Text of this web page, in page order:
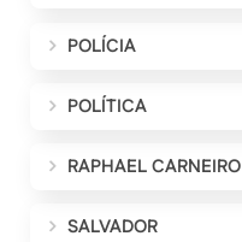
POLÍCIA
POLÍTICA
RAPHAEL CARNEIRO
SALVADOR